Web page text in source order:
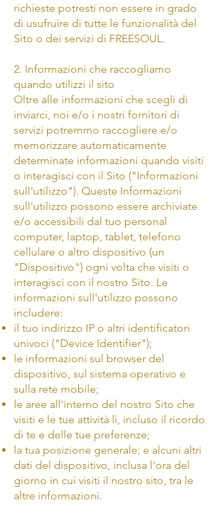
richieste potresti non essere in grado
di usufruire di tutte le funzionalità del
Sito o dei servizi di FREESOUL.
2. Informazioni che raccogliamo
quando utilizzi il sito
Oltre alle informazioni che scegli di
inviarci, noi e/o i nostri fornitori di
servizi potremmo raccogliere e/o
memorizzare automaticamente
determinate informazioni quando visiti
o interagisci con il Sito ("Informazioni
sull'utilizzo"). Queste Informazioni
sull'utilizzo possono essere archiviate
e/o accessibili dal tuo personal
computer, laptop, tablet, telefono
cellulare o altro dispositivo (un
"Dispositivo") ogni volta che visiti o
interagisci con il nostro Sito. Le
informazioni sull'utilizzo possono
includere:
il tuo indirizzo IP o altri identificatori
univoci ("Device Identifier");
le informazioni sul browser del
dispositivo, sul sistema operativo e
sulla rete mobile;
le aree all'interno del nostro Sito che
visiti e le tue attività lì, incluso il ricordo
di te e delle tue preferenze;
la tua posizione generale; e alcuni altri
dati del dispositivo, inclusa l'ora del
giorno in cui visiti il nostro sito, tra le
altre informazioni.